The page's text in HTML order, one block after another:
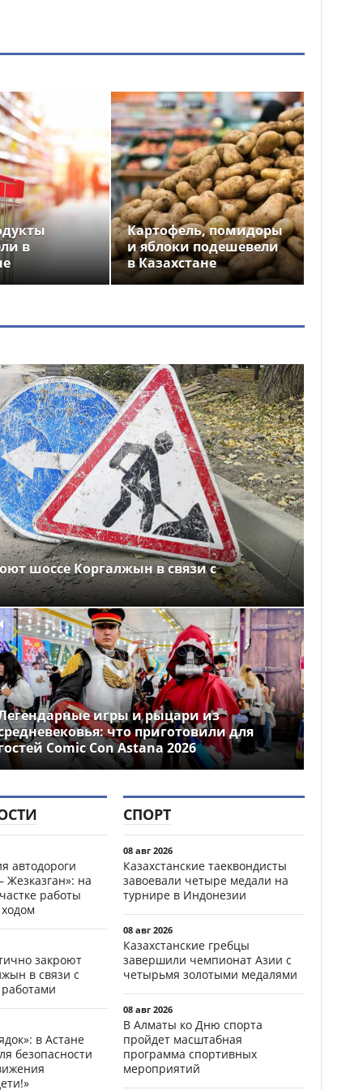
в
Картофель, помидоры
и яблоки подешевели
в Казахстане
шоссе Коргалжын в связи с
игры и рыцари из
что приготовили для
Comic Con Astana 2026
автодороги
Жезказган»: на
работы
закроют
в связи с
в Астане
безопасности
СПОРТ
08 авг 2026
Казахстанские таеквондисты
завоевали четыре медали на
турнире в Индонезии
08 авг 2026
Казахстанские гребцы
завершили чемпионат Азии с
четырьмя золотыми медалями
08 авг 2026
В Алматы ко Дню спорта
пройдет масштабная
программа спортивных
мероприятий